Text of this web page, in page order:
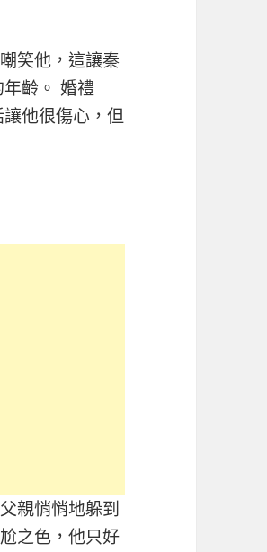
笑他，這讓秦
齡。 婚禮
他很傷心，但
親悄悄地躲到
之色，他只好